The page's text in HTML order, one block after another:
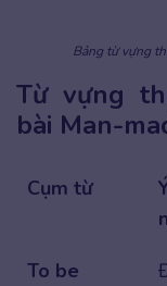
Bảng từ vựng
Từ vựng
bài Man-
Cụm từ
To be